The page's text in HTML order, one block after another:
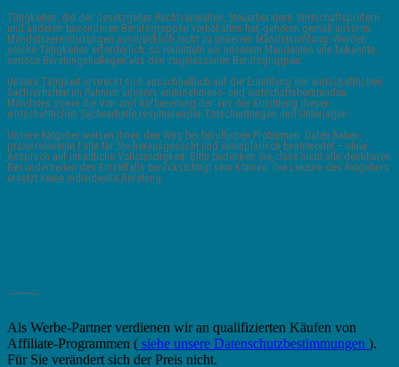
Tätigkeiten, die der Gesetzgeber Rechtsanwälten, Steuerberatern, Wirtschaftsprüfern
und anderen besonderen Berufsgruppen vorbehalten hat, gehören gemäß unseren
Mandatsvereinbarungen ausdrücklich nicht zu unserem Mandatsumfang. Werden
solche Tätigkeiten erforderlich, so vermitteln wir unserem Mandanten uns bekannte,
seriöse Beratungskollegen aus den zugelassenen Berufsgruppen.
Unsere Tätigkeit erstreckt sich ausschließlich auf die Ermittlung von wirtschaftlichen
Sachverhalten im Rahmen unseres unternehmens- und wirtschaftsberatenden
Mandates sowie die Vor- und Aufbereitung der aus der Ermittlung dieser
wirtschaftlichen Sachverhalte resultierenden Entscheidungen und Unterlagen.
Unsere Ratgeber weisen Ihnen den Weg bei beruflichen Problemen. Daher haben
praxisrelevante Fälle für Sie herausgesucht und exemplarisch beantwortet – ohne
Anspruch auf inhaltliche Vollständigkeit. Bitte bedenken Sie, dass nicht alle denkbaren
Besonderheiten des Einzelfalls berücksichtigt sein können. Die Lektüre des Ratgebers
ersetzt keine individuelle Beratung.
Als Werbe-Partner verdienen wir an qualifizierten Käufen von
Affiliate-Programmen ( siehe unsere Datenschutzbestimmungen ).
Für Sie verändert sich der Preis nicht.